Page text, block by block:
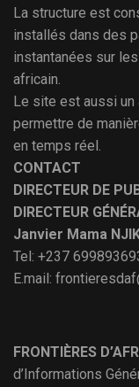
La structure est
installés dans des
instantanées sur
africain.
Le site est aussi un
permettre de
en temps réel.
CONTACT
DIRECTEUR DE
DIRECTEUR
Janvier Mama
Tel: +237
E.mail:
FRONTIÈRES
d’Informations